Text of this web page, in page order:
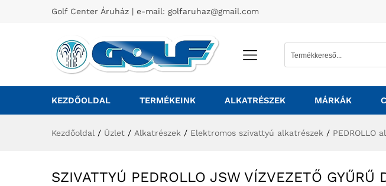
Golf Center Áruház | e-mail: golfaruhaz@gmail.com
KEZDŐOLDAL TERMÉKEINK ALKATRÉSZEK MÁRKÁK
Kezdőoldal / Üzlet / Alkatrészek / Elektromos szivattyú alkatrészek / PEDROLLO
SZIVATTYÚ PEDROLLO JSW VÍZVEZETŐ GYŰRŰ